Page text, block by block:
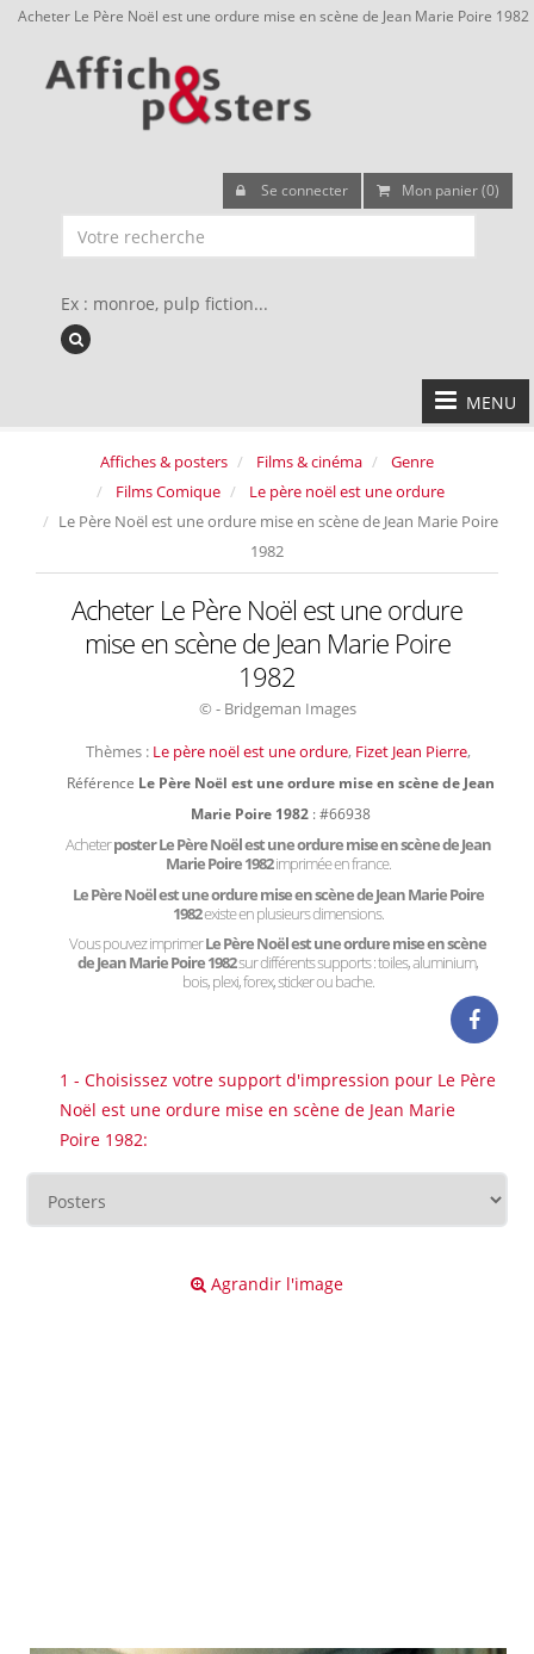
Acheter Le Père Noël est une ordure mise en scène de Jean Marie Poire 1982
Se connecter Mon panier (0)
Ex : monroe, pulp fiction...
MENU
Affiches & posters Films & cinéma
Genre
Films Comique
Le père noël est une ordure
Le Père Noël est une ordure mise en scène de Jean Marie Poire
1982
Acheter Le Père Noël est une ordure
mise en scène de Jean Marie Poire
1982
© - Bridgeman Images
Thèmes : Le père noël est une ordure, Fizet Jean Pierre,
Référence Le Père Noël est une ordure mise en scène de Jean
Marie Poire 1982 : #66938
Acheterposter Le Père Noël est une ordure mise en scène de Jean
Marie Poire 1982imprimée en france.
Le Père Noël est une ordure mise en scène de Jean Marie Poire
1982existe en plusieurs dimensions.
Vous pouvez imprimerLe Père Noël est une ordure mise en scène
de Jean Marie Poire 1982sur différents supports : toiles, aluminium,
bois, plexi, forex, sticker ou bache.
1 - Choisissez votre support d'impression pour Le Père
Noël est une ordure mise en scène de Jean Marie
Poire 1982:
Agrandir l'image